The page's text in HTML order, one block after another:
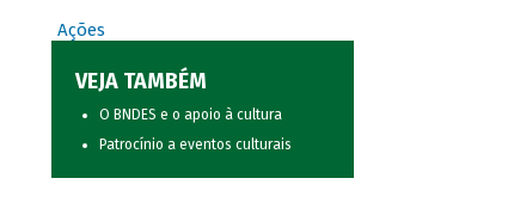
Ações
VEJA TAMBÉM
O BNDES e o apoio à cultura
Patrocínio a eventos culturais